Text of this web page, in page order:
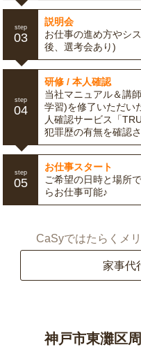
step
03
説明会
お仕事の進め方やシ
後、選考会あり)
step
04
研修 / 本人確認
当社マニュアル＆講
学習)を修了いただい
人確認サービス「
犯罪歴の有無を確認
step
05
お仕事スタート
ご希望の日時と場所
らお仕事可能♪
CaSyではたらくメ
家事代
神戸市東灘区